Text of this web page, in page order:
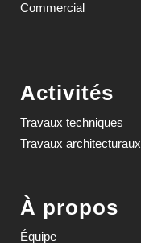
Commercial
Activités
Travaux techniques
Travaux architecturaux
À propos
Équipe